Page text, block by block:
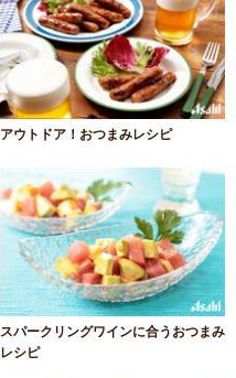
アウトドア！おつまみレシピ
スパークリングワインに合うおつまみ
レシピ